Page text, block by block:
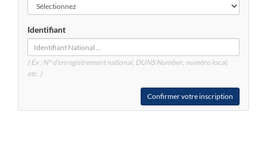
Identifiant
( Ex : N° d'enregistrement national, DUNSNumber, numéro local,
etc. )